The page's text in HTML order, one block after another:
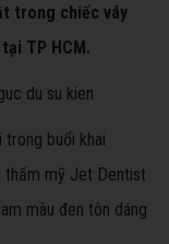
trong chiếc váy
TP HCM.
trong buổi khai
thẩm mỹ Jet Dentist
màu đen tôn dáng